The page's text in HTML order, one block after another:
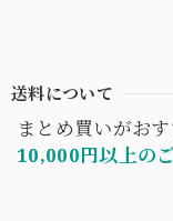
送料について
まとめ買いがおす
10,000円以上の